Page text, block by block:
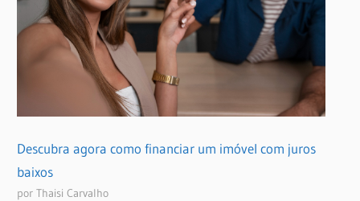
Descubra agora como financiar um imóvel com juros
baixos
por Thaisi Carvalho